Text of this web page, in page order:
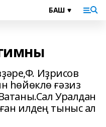
Иҙрисов
hөйөклө ғәзиз
Уралдан
илдең тыныс ал